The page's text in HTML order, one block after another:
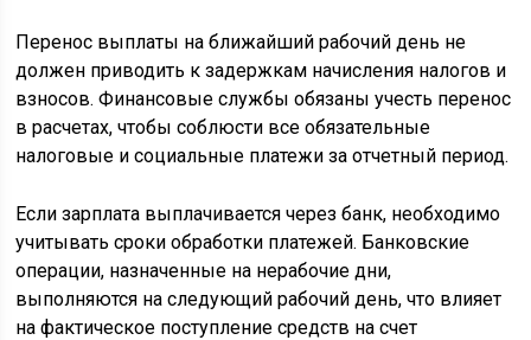
Перенос выплаты на ближайший рабочий день не
должен приводить к задержкам начисления налогов и
взносов. Финансовые службы обязаны учесть перенос
в расчетах, чтобы соблюсти все обязательные
налоговые и социальные платежи за отчетный период.
Если зарплата выплачивается через банк, необходимо
учитывать сроки обработки платежей. Банковские
операции, назначенные на нерабочие дни,
выполняются на следующий рабочий день, что влияет
на фактическое поступление средств на счет